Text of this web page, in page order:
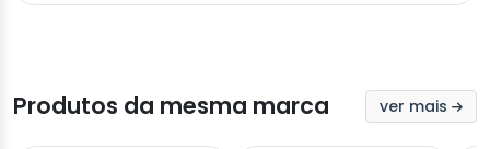
Produtos da mesma marca ver mais